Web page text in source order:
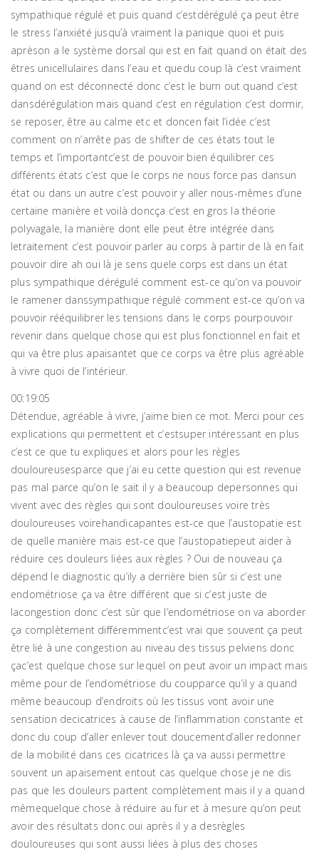
sympathique régulé et puis quand c’estdérégulé ça peut être
le stress l’anxiété jusqu’à vraiment la panique quoi et puis
aprèson a le système dorsal qui est en fait quand on était des
êtres unicellulaires dans l’eau et quedu coup là c’est vraiment
quand on est déconnecté donc c’est le burn out quand c’est
dansdérégulation mais quand c’est en régulation c’est dormir,
se reposer, être au calme etc et doncen fait l’idée c’est
comment on n’arrête pas de shifter de ces états tout le
temps et l’importantc’est de pouvoir bien équilibrer ces
différents états c’est que le corps ne nous force pas dansun
état ou dans un autre c’est pouvoir y aller nous-mêmes d’une
certaine manière et voilà doncça c’est en gros la théorie
polyvagale, la manière dont elle peut être intégrée dans
letraitement c’est pouvoir parler au corps à partir de là en fait
pouvoir dire ah oui là je sens quele corps est dans un état
plus sympathique dérégulé comment est-ce qu’on va pouvoir
le ramener danssympathique régulé comment est-ce qu’on va
pouvoir rééquilibrer les tensions dans le corps pourpouvoir
revenir dans quelque chose qui est plus fonctionnel en fait et
qui va être plus apaisantet que ce corps va être plus agréable
à vivre quoi de l’intérieur.
00:19:05
Détendue, agréable à vivre, j’aime bien ce mot. Merci pour ces
explications qui permettent et c’estsuper intéressant en plus
c’est ce que tu expliques et alors pour les règles
douloureusesparce que j’ai eu cette question qui est revenue
pas mal parce qu’on le sait il y a beaucoup depersonnes qui
vivent avec des règles qui sont douloureuses voire très
douloureuses voirehandicapantes est-ce que l’austopatie est
de quelle manière mais est-ce que l’austopatiepeut aider à
réduire ces douleurs liées aux règles ? Oui de nouveau ça
dépend le diagnostic qu’ily a derrière bien sûr si c’est une
endométriose ça va être différent que si c’est juste de
lacongestion donc c’est sûr que l’endométriose on va aborder
ça complètement différemmentc’est vrai que souvent ça peut
être lié à une congestion au niveau des tissus pelviens donc
çac’est quelque chose sur lequel on peut avoir un impact mais
même pour de l’endométriose du coupparce qu’il y a quand
même beaucoup d’endroits où les tissus vont avoir une
sensation decicatrices à cause de l’inflammation constante et
donc du coup d’aller enlever tout doucementd’aller redonner
de la mobilité dans ces cicatrices là ça va aussi permettre
souvent un apaisement entout cas quelque chose je ne dis
pas que les douleurs partent complètement mais il y a quand
mêmequelque chose à réduire au fur et à mesure qu’on peut
avoir des résultats donc oui après il y a desrègles
douloureuses qui sont aussi liées à plus des choses